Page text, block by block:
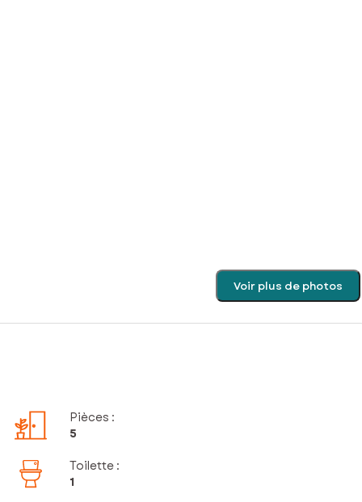
Voir plus de photos
Pièces :
5
Toilette :
1